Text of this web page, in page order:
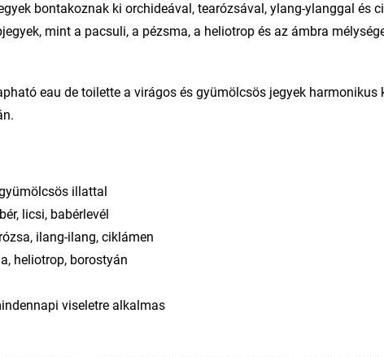
bontakoznak ki orchideával, tearózsával, ylang-ylanggal és
mint a pacsuli, a pézsma, a heliotrop és az ámbra
eau de toilette a virágos és gyümölcsös jegyek
illattal
licsi, babérlevél
ilang-ilang, ciklámen
heliotrop, borostyán
viseletre alkalmas